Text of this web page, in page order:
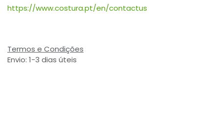
https://www.costura.pt/en/contactus
Termos e Condições
Envio: 1-3 dias úteis